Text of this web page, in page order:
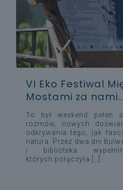
VI Eko Festiwal
Mostami za nami…
To był weekend pełen
rozmów, nowych
odkrywania tego, jak
natura. Przez dwa dni
i biblioteka
których połączyła